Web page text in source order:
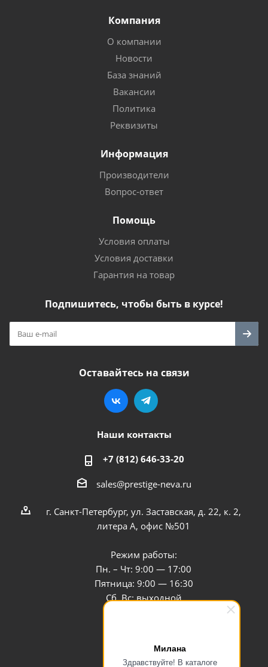
Милана
Здравствуйте! В каталоге
Компания
О компании
Новости
База знаний
Вакансии
Политика
Реквизиты
Информация
Производители
Вопрос-ответ
Помощь
Условия оплаты
Условия доставки
Гарантия на товар
Подпишитесь, чтобы быть в курсе!
Оставайтесь на связи
Наши контакты
+7 (812) 646-33-20
sales@prestige-neva.ru
г. Санкт-Петербург, ул. Заставская, д. 22, к. 2,
литера А, офис №501
Режим работы:
Пн. – Чт: 9:00 — 17:00
Пятница: 9:00 — 16:30
Сб, Вс: выходной